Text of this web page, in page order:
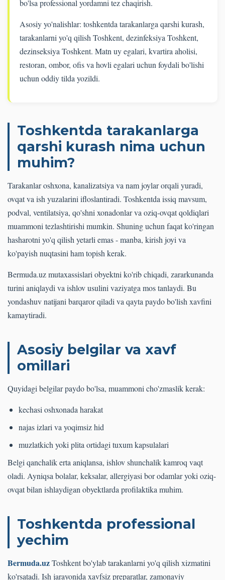
bo'lsa professional yordamni tez chaqirish.
Asosiy yo'nalishlar: toshkentda tarakanlarga qarshi kurash,
tarakanlarni yo'q qilish Toshkent, dezinfeksiya Toshkent,
dezinseksiya Toshkent. Matn uy egalari, kvartira aholisi,
restoran, ombor, ofis va hovli egalari uchun foydali bo'lishi
uchun oddiy tilda yozildi.
Toshkentda tarakanlarga
qarshi kurash nima uchun
muhim?
Tarakanlar oshxona, kanalizatsiya va nam joylar orqali yuradi,
ovqat va ish yuzalarini ifloslantiradi. Toshkentda issiq mavsum,
podval, ventilatsiya, qo'shni xonadonlar va oziq-ovqat qoldiqlari
muammoni tezlashtirishi mumkin. Shuning uchun faqat ko'ringan
hasharotni yo'q qilish yetarli emas - manba, kirish joyi va
ko'payish nuqtasini ham topish kerak.
Bermuda.uz mutaxassislari obyektni ko'rib chiqadi, zararkunanda
turini aniqlaydi va ishlov usulini vaziyatga mos tanlaydi. Bu
yondashuv natijani barqaror qiladi va qayta paydo bo'lish xavfini
kamaytiradi.
Asosiy belgilar va xavf
omillari
Quyidagi belgilar paydo bo'lsa, muammoni cho'zmaslik kerak:
kechasi oshxonada harakat
najas izlari va yoqimsiz hid
muzlatkich yoki plita ortidagi tuxum kapsulalari
Belgi qanchalik erta aniqlansa, ishlov shunchalik kamroq vaqt
oladi. Ayniqsa bolalar, keksalar, allergiyasi bor odamlar yoki oziq-
ovqat bilan ishlaydigan obyektlarda profilaktika muhim.
Toshkentda professional
yechim
Bermuda.uzToshkent bo'ylab tarakanlarni yo'q qilish xizmatini
ko'rsatadi. Ish jarayonida xavfsiz preparatlar, zamonaviy